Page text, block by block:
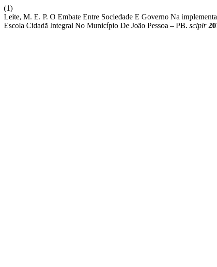
(1)
Leite, M. E. P. O Embate Entre Sociedade E Governo Na
Escola Cidadã Integral No Município De João Pessoa – PB. sclplr